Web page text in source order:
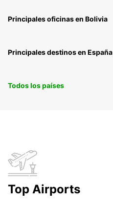
Principales oficinas en Bolivia
Principales destinos en España
Todos los países
Top Airports